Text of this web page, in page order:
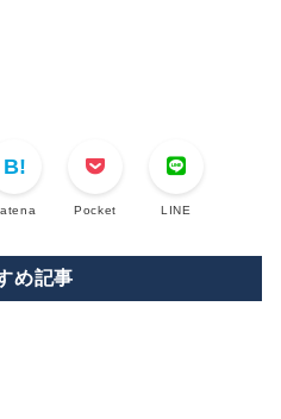
Pocket LINE
め記事